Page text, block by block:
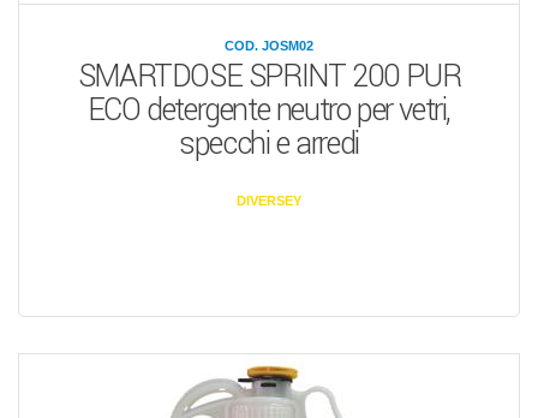
COD. JOSM02
SMARTDOSE SPRINT 200 PUR
ECO detergente neutro per vetri,
specchi e arredi
DIVERSEY